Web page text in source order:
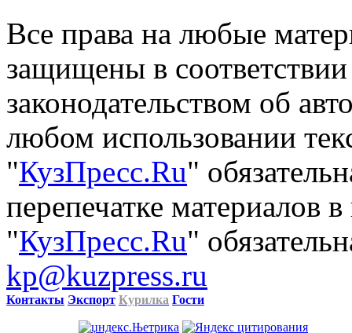
Все права на любые
защищены в
законодательством об
любом использовании
"КузПресс.Ru"
перепечатке материалов
"КузПресс.Ru"
kp@kuzpress.ru
Контакты Экспорт Курилка Гости